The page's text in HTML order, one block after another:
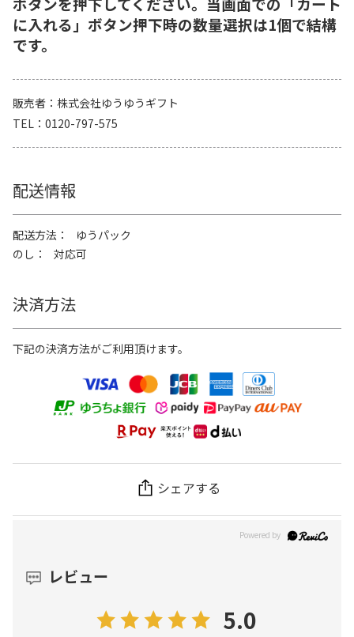
に入れる」ボタン押下時の数量選択は1個で結構
です。
販売者
株式会社ゆうゆうギフト
TEL
0120-797-575
配送情報
配送方法
ゆうパック
のし
対応可
決済方法
下記の決済方法がご利用頂けます。
シェアする
レビュー
5.0